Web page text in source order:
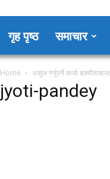
गृह पृष्ठ समाचार
Home असुल गर्नुपर्ने कर्जा
jyoti-pandey